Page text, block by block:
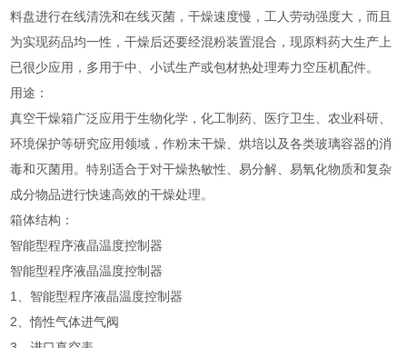
料盘进行在线清洗和在线灭菌，干燥速度慢，工人劳动强度大，而且
为实现药品均一性，干燥后还要经混粉装置混合，现原料药大生产上
已很少应用，多用于中、小试生产或包材热处理寿力空压机配件。
用途：
真空干燥箱广泛应用于生物化学，化工制药、医疗卫生、农业科研、
环境保护等研究应用领域，作粉末干燥、烘培以及各类玻璃容器的消
毒和灭菌用。特别适合于对干燥热敏性、易分解、易氧化物质和复杂
成分物品进行快速高效的干燥处理。
箱体结构：
智能型程序液晶温度控制器
智能型程序液晶温度控制器
1、智能型程序液晶温度控制器
2、惰性气体进气阀